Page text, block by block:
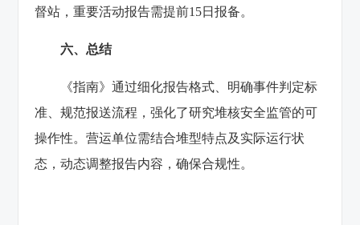
督站，重要活动报告需提前15日报备‌。
六‌、总结‌
《指南》通过细化报告格式、明确事件判定标
准、规范报送流程，强化了研究堆核安全监管的可
操作性。营运单位需结合堆型特点及实际运行状
态，动态调整报告内容，确保合规性‌。